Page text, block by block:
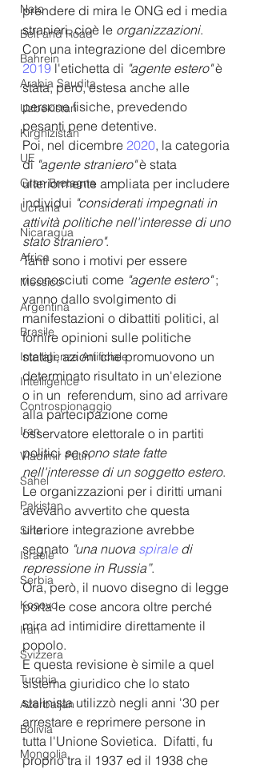
Nato
Belt and Road
Bahrein
Arabia Saudita
Uzbekistan
Kirghizistan
UE
Gran Bretagna
Ucraina
Nicaragua
Africa
Messico
Argentina
Brasile
Intelligenza Artificiale
Intelligence
Controspionaggio
Iran
Vladimir Putin
Sahel
Pakistan
Siria
Israele
Serbia
Kosovo
Iran
Svizzera
Turchia
Azerbaijan
Bolivia
Mongolia
prendere di mira le ONG ed i media
stranieri, cioè le organizzazioni.
Con una integrazione del dicembre
2019 l'etichetta di "agente estero" è
stata, però, estesa anche alle
persone fisiche, prevedendo
pesanti pene detentive.
Poi, nel dicembre 2020, la categoria
di "agente straniero" è stata
ulteriormente ampliata per includere
individui "considerati impegnati in
attività politiche nell'interesse di uno
stato straniero".
Tanti sono i motivi per essere
riconosciuti come "agente estero" ;
vanno dallo svolgimento di
manifestazioni o dibattiti politici, al
fornire opinioni sulle politiche
statali, azioni che promuovono un
determinato risultato in un'elezione
o in un  referendum, sino ad arrivare
alla partecipazione come
osservatore elettorale o in partiti
politici se sono state fatte
nell'interesse di un soggetto estero.
Le organizzazioni per i diritti umani
avevano avvertito che questa
ulteriore integrazione avrebbe
segnato "una nuova spirale di
repressione in Russia”.
Ora, però, il nuovo disegno di legge
porta le cose ancora oltre perché
mira ad intimidire direttamente il
popolo.
E questa revisione è simile a quel
sistema giuridico che lo stato
stalinista utilizzò negli anni '30 per
arrestare e reprimere persone in
tutta l'Unione Sovietica.  Difatti, fu
proprio tra il 1937 ed il 1938 che